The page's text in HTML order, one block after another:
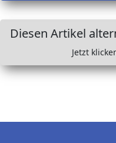
Diesen Artikel
Jetzt